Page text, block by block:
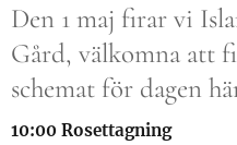
Den 1 maj firar vi
Gård, välkomna att
schemat för dagen
10:00 Rosettagning